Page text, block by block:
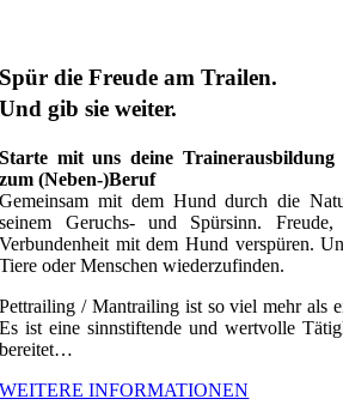
Spür die Freude am Trailen.
Und gib sie weiter.
Starte mit uns deine
zum (Neben-)Beruf
Gemeinsam mit dem Hund durch die
seinem Geruchs- und Spürsinn.
Verbundenheit mit dem Hund verspüren.
Tiere oder Menschen wiederzufinden.
Pettrailing / Mantrailing ist so viel mehr als
Es ist eine sinnstiftende und wertvolle
bereitet…
WEITERE INFORMATIONEN